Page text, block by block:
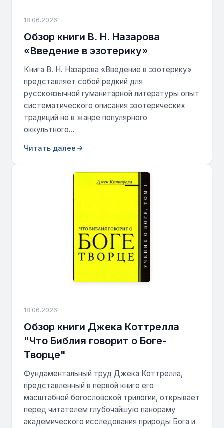
18.06.2026
Обзор книги В. Н. Назарова
«Введение в эзотерику»
Книга В. Н. Назарова «Введение в эзотерику»
представляет собой редкий для
русскоязычной гуманитарной литературы опыт
систематического описания эзотерических
традиций не в жанре популярного
оккультного...
Читать далее
18.06.2026
Обзор книги Джека Коттрелла
"Что Библия говорит о Боге-
Творце"
Фундаментальный труд Джека Коттрелла,
представленный в первой книге его
масштабной богословской трилогии, открывает
перед читателем глубочайшую панораму
академического исследования природы Бога и